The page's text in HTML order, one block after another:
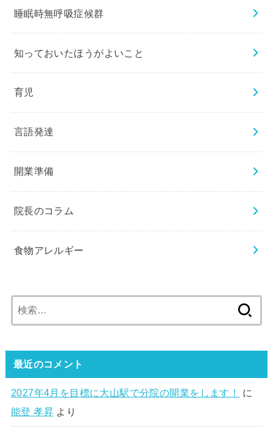
睡眠時無呼吸症候群
知っておいたほうがよいこと
育児
言語発達
開業準備
院長のコラム
食物アレルギー
索:
最近のコメント
2027年4月を目標に大山駅で分院の開業をします！
に
能登 孝昇より